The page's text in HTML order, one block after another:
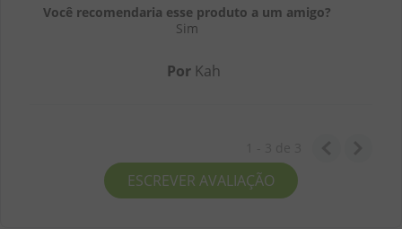
Você recomendaria esse produto a um amigo?
Sim
Por Kah
ESCREVER AVALIAÇÃO